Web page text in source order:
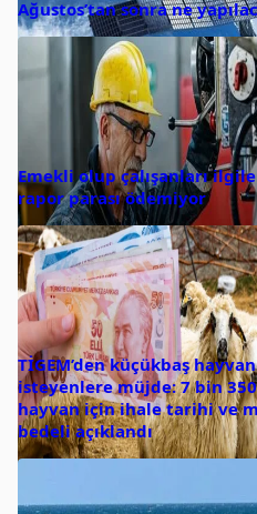
Ağustos’tan sonra ne
Emekli olup çalışanları
rapor parası ödemiyor
TİGEM’den küçükbaş
isteyenlere müjde: 7 bin
hayvan için ihale tarihi ve
bedeli açıklandı